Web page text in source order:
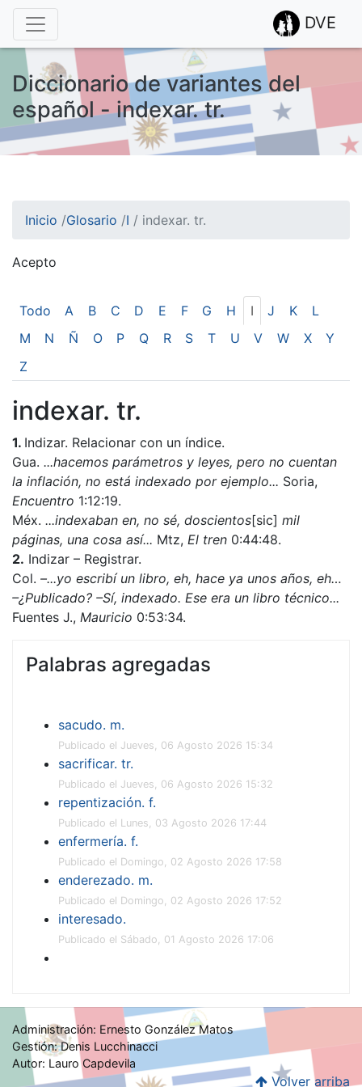
DVE
Diccionario de variantes del
español - indexar. tr.
Inicio /Glosario /I / indexar. tr.
Acepto
Esto nos ayuda a recolectar estadísticas de las visitas.
Todo A B C D E F G H I J K
L
M
N Ñ O P Q R S T U V W X
Y
Z
indexar. tr.
1. Indizar. Relacionar con un índice.
Gua. ...hacemos parámetros y leyes, pero no cuentan
la inflación, no está indexado por ejemplo... Soria,
Encuentro 1:12:19.
Méx. ...indexaban en, no sé, doscientos[sic] mil
páginas, una cosa así... Mtz, El tren 0:44:48.
2. Indizar – Registrar.
Col. –...yo escribí un libro, eh, hace ya unos años, eh…
–¿Publicado? –Sí, indexado. Ese era un libro técnico...
Fuentes J., Mauricio 0:53:34.
Palabras agregadas
sacudo. m.
Publicado el Jueves, 06 Agosto 2026 15:34
sacrificar. tr.
Publicado el Jueves, 06 Agosto 2026 15:32
repentización. f.
Publicado el Lunes, 03 Agosto 2026 17:44
enfermería. f.
Publicado el Domingo, 02 Agosto 2026 17:58
enderezado. m.
Publicado el Domingo, 02 Agosto 2026 17:52
interesado.
Publicado el Sábado, 01 Agosto 2026 17:06
Administración: Ernesto González Matos
Gestión: Denis Lucchinacci
Autor: Lauro Capdevila
Volver arriba